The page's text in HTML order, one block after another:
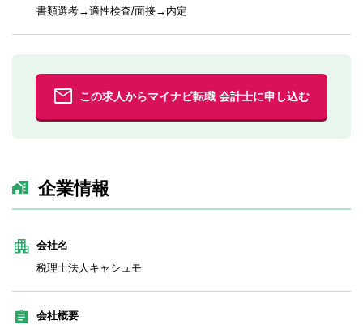
書類選考→適性検査/面接→内定
この求人からマイナビ転職 会計士に申し込む
企業情報
会社名
税理士法人キャシュモ
会社概要